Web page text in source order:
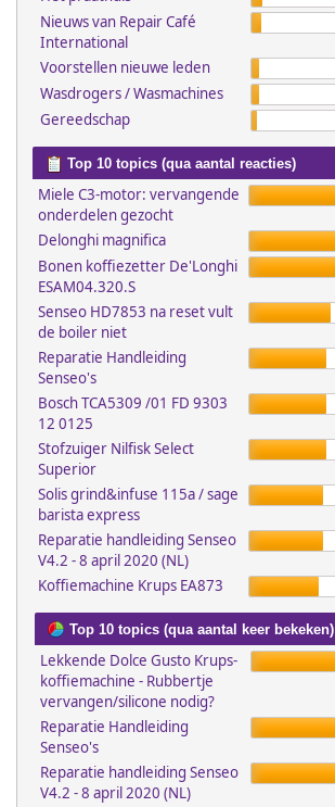
Nieuws van Repair Café
International
Voorstellen nieuwe leden
Wasdrogers / Wasmachines
Gereedschap
Top 10 topics (qua aantal reacties)
Miele C3-motor: vervangende
onderdelen gezocht
Delonghi magnifica
Bonen koffiezetter De'Longhi
ESAM04.320.S
Senseo HD7853 na reset vult
de boiler niet
Reparatie Handleiding
Senseo's
Bosch TCA5309 /01 FD 9303
12 0125
Stofzuiger Nilfisk Select
Superior
Solis grind&infuse 115a / sage
barista express
Reparatie handleiding Senseo
V4.2 - 8 april 2020 (NL)
Koffiemachine Krups EA873
Top 10 topics (qua aantal keer bekeken)
Lekkende Dolce Gusto Krups-
koffiemachine - Rubbertje
vervangen/silicone nodig?
Reparatie Handleiding
Senseo's
Reparatie handleiding Senseo
V4.2 - 8 april 2020 (NL)